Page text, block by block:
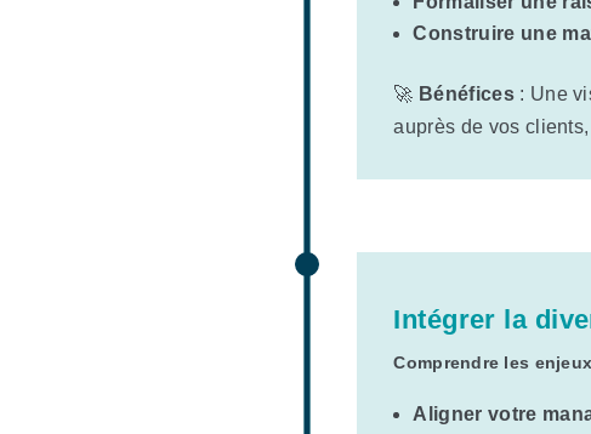
Construire une
🚀 Bénéfices: Une
auprès de vos
Intégrer la
Comprendre les
Aligner votre